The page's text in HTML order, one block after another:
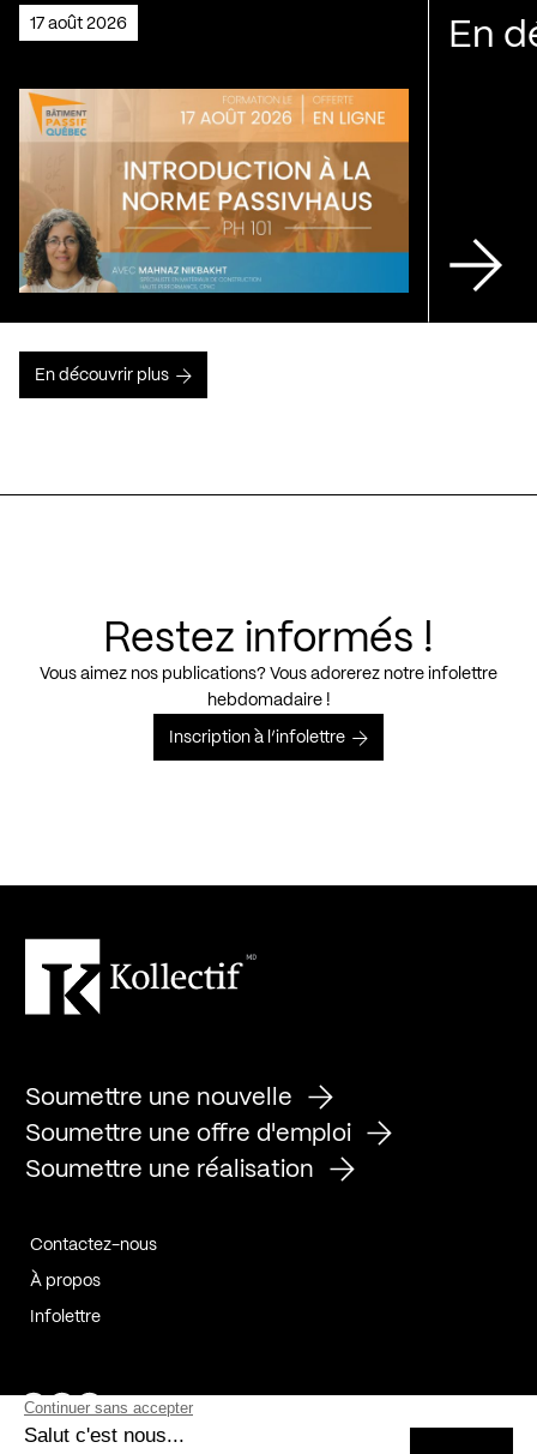
17 août 2026 En
En découvrir plus
Restez informés !
Vous aimez nos publications? Vous adorerez notre infolettre
hebdomadaire !
Inscription à l’infolettre
Soumettre une nouvelle
Soumettre une offre d'emploi
Soumettre une réalisation
Contactez-nous
À propos
Infolettre
Page Facebook de Kollectif
Page Instagram de Kollectif
Page Linkedin de Kollectif